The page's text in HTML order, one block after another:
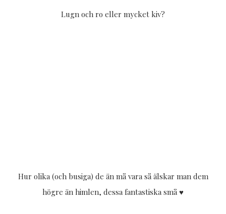
Lugn och ro eller mycket kiv?
Hur olika (och busiga) de än må vara så älskar man dem
högre än himlen, dessa fantastiska små ♥